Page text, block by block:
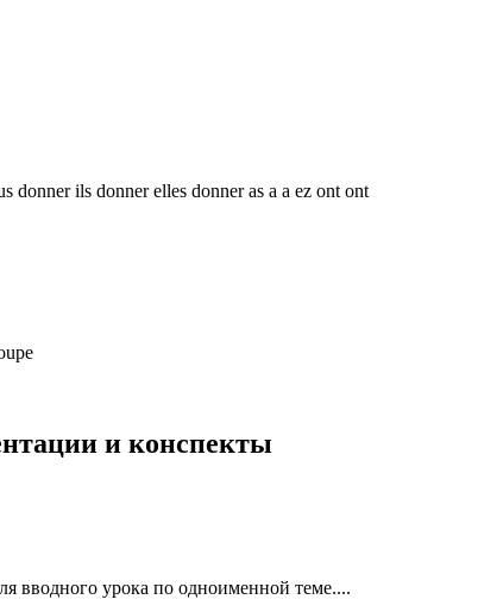
donner ils donner elles donner as a a ez ont ont
и конспекты
вводного урока по одноименной теме....